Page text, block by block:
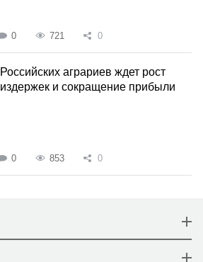
0 721 0
Российских аграриев ждет рост
издержек и сокращение прибыли
0 853 0